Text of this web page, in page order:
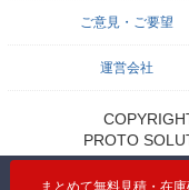
まとめて無料見積・在
ご意見・ご要望
運営会社
PROTO